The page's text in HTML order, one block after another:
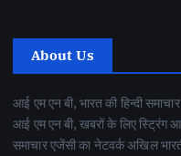
About Us
आई एम एन बी, भारत की हिन्दी
आई एम एन बी, खबरों के लिए स्ट्रिंग
समाचार एजेंसी का नेटवर्क अखिल